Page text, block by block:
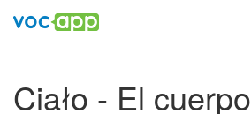
Ciało - El cuerpo